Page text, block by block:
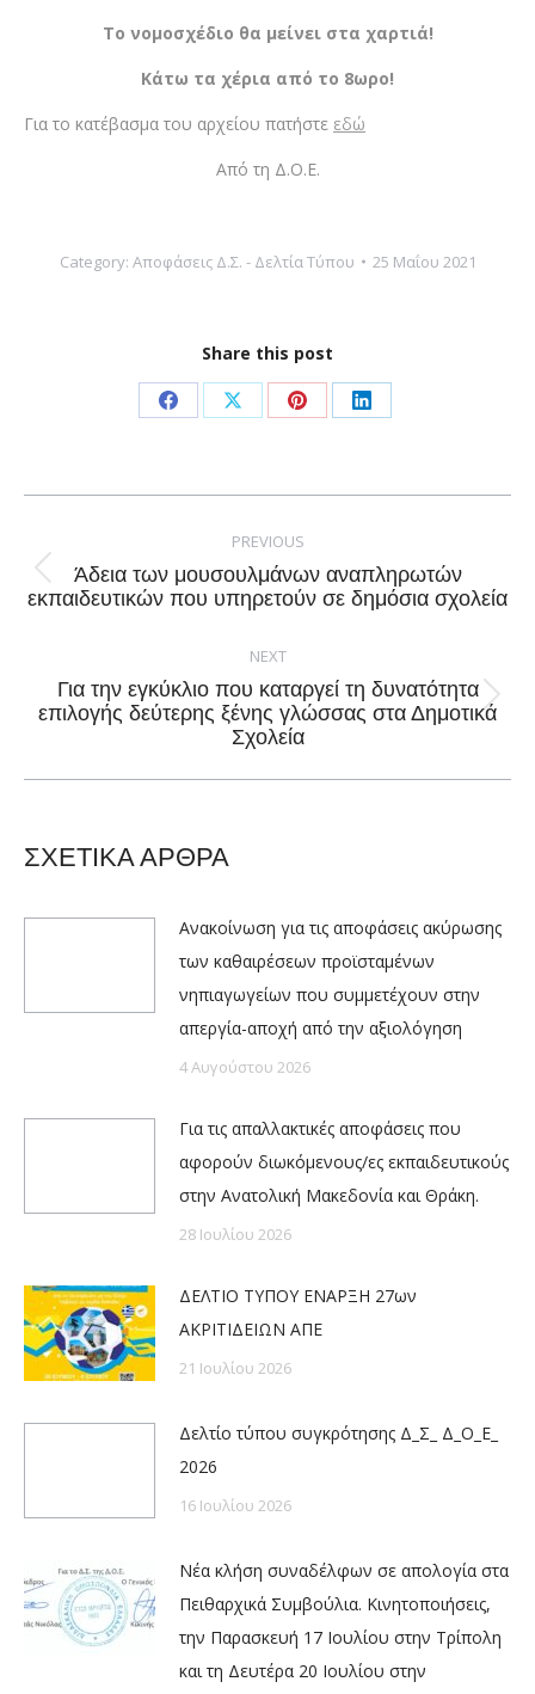
Το νομοσχέδιο θα μείνει στα χαρτιά!
Κάτω τα χέρια από το 8ωρο!
Για το κατέβασμα του αρχείου πατήστε εδώ
Από τη Δ.Ο.Ε.
Category: Αποφάσεις Δ.Σ. - Δελτία Τύπου 25 Μαΐου 2021
Share this post
Share
Facebook
Share
X
Share
Pinterest
Share
LinkedIn
navigation
PREVIOUS
Previous
Άδεια των μουσουλμάνων αναπληρωτών
εκπαιδευτικών που υπηρετούν σε δημόσια σχολεία
NEXT
Next
post:
Για την εγκύκλιο που καταργεί τη δυνατότητα
επιλογής δεύτερης ξένης γλώσσας στα Δημοτικά
Σχολεία
ΣΧΕΤΙΚΑ ΑΡΘΡΑ
Ανακοίνωση για τις αποφάσεις ακύρωσης
των καθαιρέσεων προϊσταμένων
νηπιαγωγείων που συμμετέχουν στην
απεργία-αποχή από την αξιολόγηση
4 Αυγούστου 2026
Για τις απαλλακτικές αποφάσεις που
αφορούν διωκόμενους/ες εκπαιδευτικούς
στην Ανατολική Μακεδονία και Θράκη.
28 Ιουλίου 2026
ΔΕΛΤΙΟ ΤΥΠΟΥ ΕΝΑΡΞΗ 27ων
ΑΚΡΙΤΙΔΕΙΩΝ ΑΠΕ
21 Ιουλίου 2026
Δελτίο τύπου συγκρότησης Δ_Σ_ Δ_Ο_Ε_
2026
16 Ιουλίου 2026
Νέα κλήση συναδέλφων σε απολογία στα
Πειθαρχικά Συμβούλια. Κινητοποιήσεις,
την Παρασκευή 17 Ιουλίου στην Τρίπολη
και τη Δευτέρα 20 Ιουλίου στην